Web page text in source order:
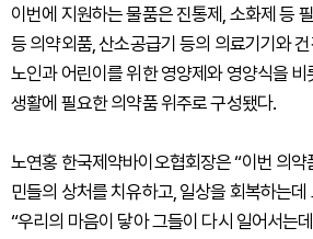
이번에 지원하는 물품은 진통제, 소화제 등
등 의약외품, 산소공급기 등의 의료기기와
노인과 어린이를 위한 영양제와 영양식을
생활에 필요한 의약품 위주로 구성됐다.
노연홍 한국제약바이오협회장은 “이번 의
민들의 상처를 치유하고, 일상을 회복하는데
“우리의 마음이 닿아 그들이 다시 일어서는